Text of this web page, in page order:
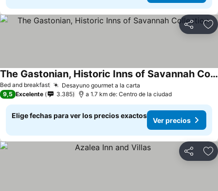
Compartir
Bed and breakfast Desayuno gourmet a la carta
The Gastonian, Historic Inns of Savannah Collection
9,5 Excelente 3.385 a 1.7 km de: Centro de la ciudad
Elige fechas para ver los precios exactos
Ver precios
Compartir